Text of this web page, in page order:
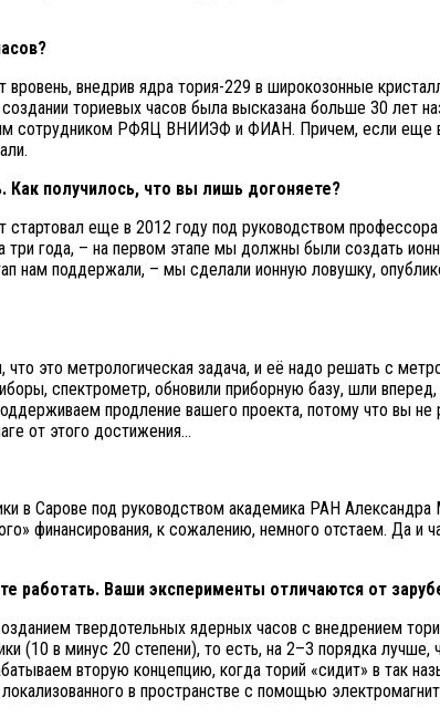
внедрив ядра тория-229 в широкозонные
ториевых часов была высказана больше 30 лет
РФЯЦ ВНИИЭФ и ФИАН. Причем, если еще в
получилось, что вы лишь догоняете?
еще в 2012 году под руководством
три года, – на первом этапе мы должны были создать
нам поддержали, – мы сделали ионную ловушку,
что это метрологическая задача, и её надо решать с
спектрометр, обновили приборную базу, шли
продление вашего проекта, потому что вы
от этого достижения…
в Сарове под руководством академика РАН
финансирования, к сожалению, немного отстаем. Да
работать. Ваши эксперименты отличаются от
твердотельных ядерных часов с внедрением
(10 в минус 20 степени), то есть, на 2–3 порядка
вторую концепцию, когда торий «сидит» в так
в пространстве с помощью